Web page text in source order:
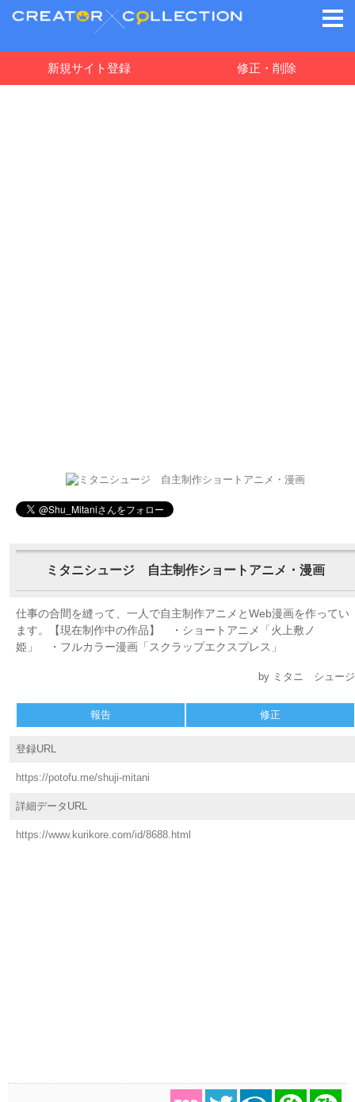
新規サイト登録 修正・削除
ミタニシュージ 自主制作ショートアニメ・漫画
仕事の合間を縫って、一人で自主制作アニメとWeb漫画を作ってい
ます。【現在制作中の作品】 ・ショートアニメ「火上敷ノ
姫」 ・フルカラー漫画「スクラップエクスプレス」
by ミタニ シュージ
報告 修正
登録URL
https://potofu.me/shuji-mitani
詳細データURL
https://www.kurikore.com/id/8688.html